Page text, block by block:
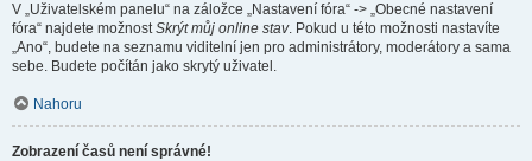
V „Uživatelském panelu“ na záložce „Nastavení fóra“ -> „Obecné nastavení
fóra“ najdete možnostSkrýt můj online stav. Pokud u této možnosti nastavíte
„Ano“, budete na seznamu viditelní jen pro administrátory, moderátory a sama
sebe. Budete počítán jako skrytý uživatel.
Nahoru
Zobrazení časů není správné!